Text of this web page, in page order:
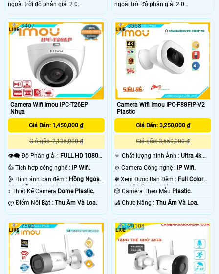
ngoài trời độ phân giải 2.0
megapixel, Tầm quan sát xa 30m
với công nghệ hồng ngoại thông
minh cùng các tính năng thông
minh khác làm tăng khả năng quan
ngoài trời độ phân giải 2.0
megapixel. Tầm quan sát xa 30m
với công nghệ hồng ngoại thông
minh cùng các tính năng thông
minh khác, làm tăng khả năng quan
Camera Wifi Imou IPC-T26EP
Nhựa
Giá Bán: 1,450,000 ₫
Giá gốc: 2,136,000 ₫
👁️‍🗨 Độ Phân giải : FULL HD 1080P
👍 Tích hợp công nghệ :
IP Wifi.
🌛 Hình ảnh ban đêm : Hồng Ngoại
30m Hồng Ngoại Smart IR.
↕️ Thiết Kế Camera Dome Plastic.
️ლ Điểm Nỗi Bật : Thu Âm Và Loa.
3407
Camera Wifi Imou IPC-F88FIP-V2
Plastic
Giá Bán: 3,250,000 ₫
Giá gốc: 3,550,000 ₫
🔅 Chất lượng hình Ảnh :Ultra 4k 👍🏾
.
⚙ Camera Công nghệ :
IP Wifi.
❃ Xem Được Ban Đêm : Full Color
20m Có Màu Ban Ðêm.
🎲 Camera Theo Mẫu Plastic.
️🛃 Chức Năng :Thu Âm Và Loa.
3568
7593 20108